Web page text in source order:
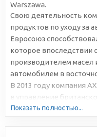
Warszawa.
Свою деятельность
продуктов по уходу за
Евросоюз
которое впоследствии
производителем масел
автомобилем в
В 2013 году компания
в управление
Development Services
Показать полностью...